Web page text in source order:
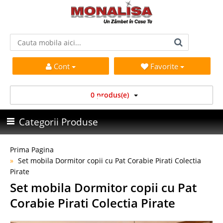
Cont Favorite
0 produs(e)
Categorii Produse
Prima Pagina
Set mobila Dormitor copii cu Pat Corabie Pirati Colectia
Pirate
Set mobila Dormitor copii cu Pat
Corabie Pirati Colectia Pirate